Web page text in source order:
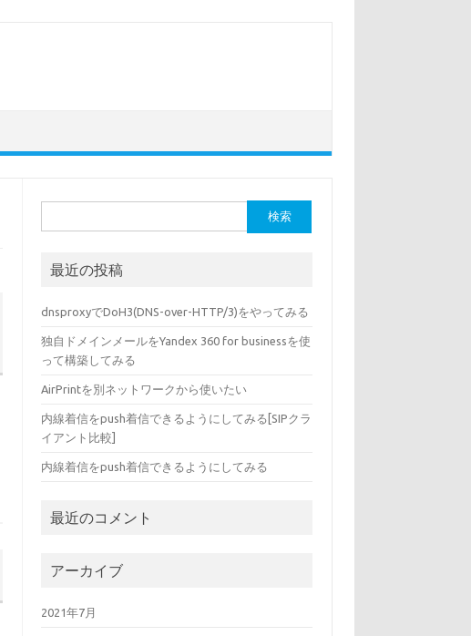
索:
最近の投稿
dnsproxyでDoH3(DNS-over-HTTP/3)をやってみる
独自ドメインメールをYandex 360 for businessを使
って構築してみる
AirPrintを別ネットワークから使いたい
内線着信をpush着信できるようにしてみる[SIPクラ
イアント比較]
内線着信をpush着信できるようにしてみる
最近のコメント
アーカイブ
2021年7月